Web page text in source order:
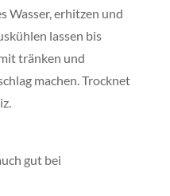
Wasser, erhitzen und
lassen bis
tränken und
machen. Trocknet
gut bei